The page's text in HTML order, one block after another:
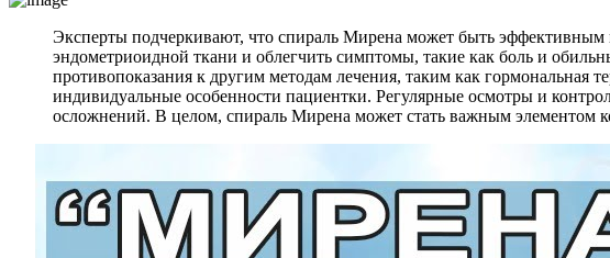
Эксперты подчеркивают, что спираль Мирена может быть эффективным
эндометриоидной ткани и облегчить симптомы, такие как боль и
противопоказания к другим методам лечения, таким как
индивидуальные особенности пациентки. Регулярные осмотры и
осложнений. В целом, спираль Мирена может стать важным элементом